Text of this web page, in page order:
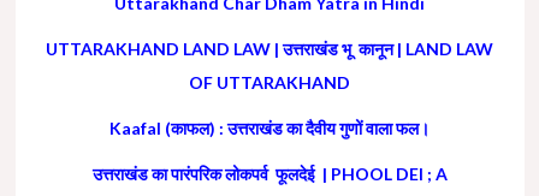
UTTARAKHAND LAND LAW | उत्तराखंड भू कानून | LAND LAW
OF UTTARAKHAND
Kaafal (काफल) : उत्तराखंड का दैवीय गुणों वाला फल।
उत्तराखंड का पारंपरिक लोकपर्व फूलदेई | PHOOL DEI ; A